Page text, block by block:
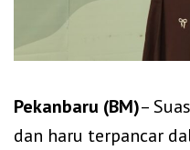
Pekanbaru (BM)–
dan haru terpancar